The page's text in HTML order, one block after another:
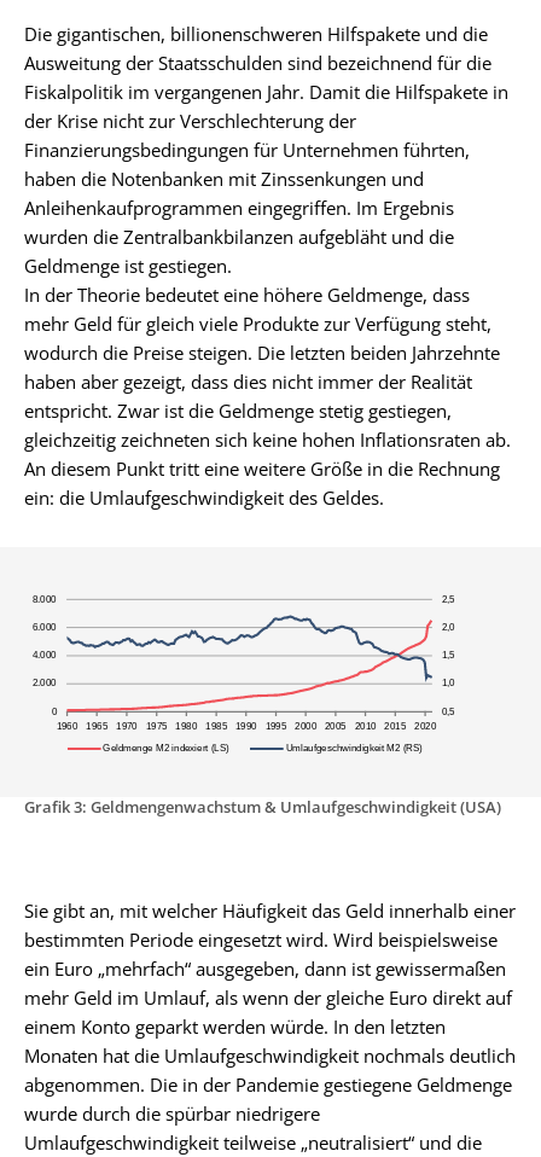
Die gigantischen, billionenschweren Hilfspakete und die
Ausweitung der Staatsschulden sind bezeichnend für die
Fiskalpolitik im vergangenen Jahr. Damit die Hilfspakete in
der Krise nicht zur Verschlechterung der
Finanzierungsbedingungen für Unternehmen führten,
haben die Notenbanken mit Zinssenkungen und
Anleihenkaufprogrammen eingegriffen. Im Ergebnis
wurden die Zentralbankbilanzen aufgebläht und die
Geldmenge ist gestiegen.
In der Theorie bedeutet eine höhere Geldmenge, dass
mehr Geld für gleich viele Produkte zur Verfügung steht,
wodurch die Preise steigen. Die letzten beiden Jahrzehnte
haben aber gezeigt, dass dies nicht immer der Realität
entspricht. Zwar ist die Geldmenge stetig gestiegen,
gleichzeitig zeichneten sich keine hohen Inflationsraten ab.
An diesem Punkt tritt eine weitere Größe in die Rechnung
ein: die Umlaufgeschwindigkeit des Geldes.
Grafik 3: Geldmengenwachstum & Umlaufgeschwindigkeit (USA)
Sie gibt an, mit welcher Häufigkeit das Geld innerhalb einer
bestimmten Periode eingesetzt wird. Wird beispielsweise
ein Euro „mehrfach“ ausgegeben, dann ist gewissermaßen
mehr Geld im Umlauf, als wenn der gleiche Euro direkt auf
einem Konto geparkt werden würde. In den letzten
Monaten hat die Umlaufgeschwindigkeit nochmals deutlich
abgenommen. Die in der Pandemie gestiegene Geldmenge
wurde durch die spürbar niedrigere
Umlaufgeschwindigkeit teilweise „neutralisiert“ und die